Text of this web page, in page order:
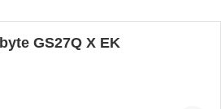
GS27Q X EK